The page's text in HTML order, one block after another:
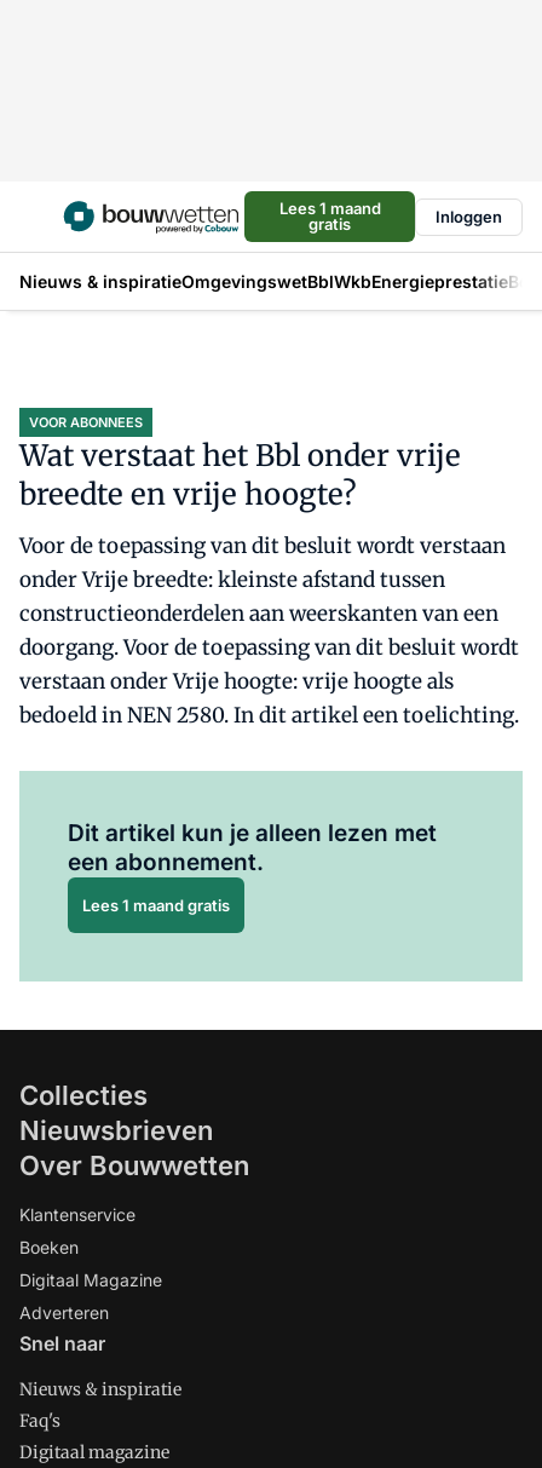
Lees 1 maand
gratis
Inloggen
Nieuws & inspiratieOmgevingswetBblWkbEnergieprestatie
VOOR ABONNEES
Wat verstaat het Bbl onder vrije
breedte en vrije hoogte?
Voor de toepassing van dit besluit wordt verstaan
onder Vrije breedte: kleinste afstand tussen
constructieonderdelen aan weerskanten van een
doorgang. Voor de toepassing van dit besluit wordt
verstaan onder Vrije hoogte: vrije hoogte als
bedoeld in NEN 2580. In dit artikel een toelichting.
Dit artikel kun je alleen lezen met
een abonnement.
Lees 1 maand gratis
Collecties
Nieuwsbrieven
Over Bouwwetten
Klantenservice
Boeken
Digitaal Magazine
Adverteren
Snel naar
Nieuws & inspiratie
Faq's
Digitaal magazine